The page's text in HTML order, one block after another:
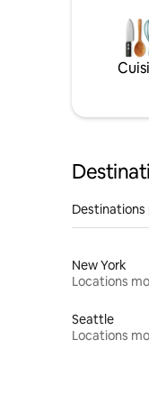
Destinations
New York
Seattle